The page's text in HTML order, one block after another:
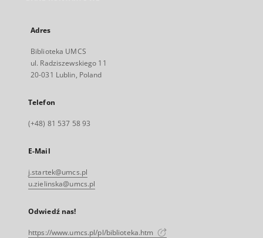
Adres
Biblioteka UMCS
ul. Radziszewskiego 11
20-031 Lublin, Poland
Telefon
(+48) 81 537 58 93
E-Mail
j.startek@umcs.pl
u.zielinska@umcs.pl
Odwiedź nas!
https://www.umcs.pl/pl/biblioteka.htm